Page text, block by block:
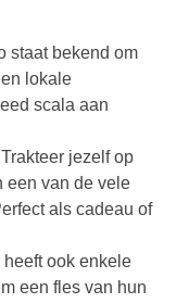
staat bekend om
lokale
scala aan
jezelf op
een van de vele
als cadeau of
ook enkele
een fles van hun